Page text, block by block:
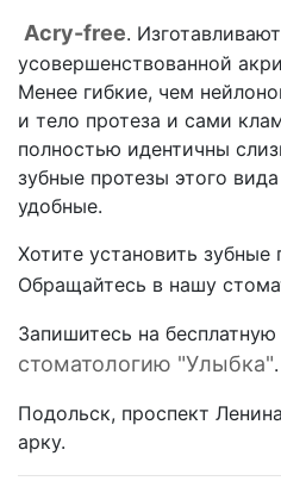
Acry-free.
усовершенствованной
Менее гибкие, чем
и тело протеза и сами
полностью идентичны
зубные протезы этого
удобные.
Хотите установить
Обращайтесь в нашу
Запишитесь на
стоматологию "Улыбка".
Подольск, проспект
арку.